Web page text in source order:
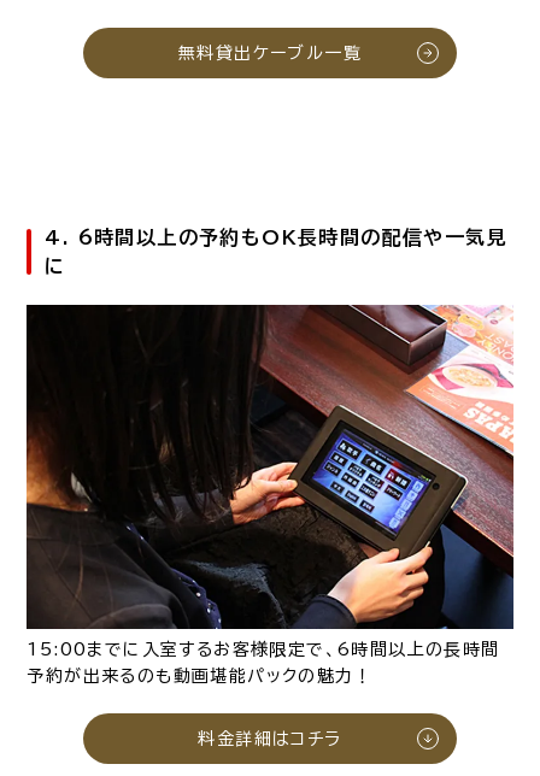
無料貸出ケーブル一覧
4. 6時間以上の予約もOK長時間の配信や一気見
に
15:00までに入室するお客様限定で、6時間以上の長時間
予約が出来るのも動画堪能パックの魅力！
料金詳細はコチラ